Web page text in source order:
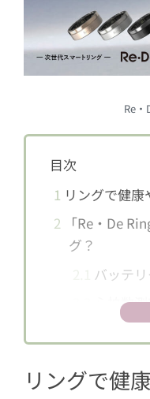
Re
目次
1 リングで健康
2 「Re・De
グ？
バッテ
心拍数
リングで健